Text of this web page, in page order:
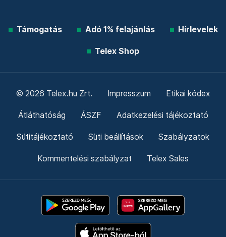
Támogatás Adó 1% felajánlás Hírlevelek
Telex Shop
© 2026 Telex.hu Zrt. Impresszum Etikai kódex
Átláthatóság ÁSZF Adatkezelési tájékoztató
Sütitájékoztató Süti beállítások Szabályzatok
Kommentelési szabályzat Telex Sales